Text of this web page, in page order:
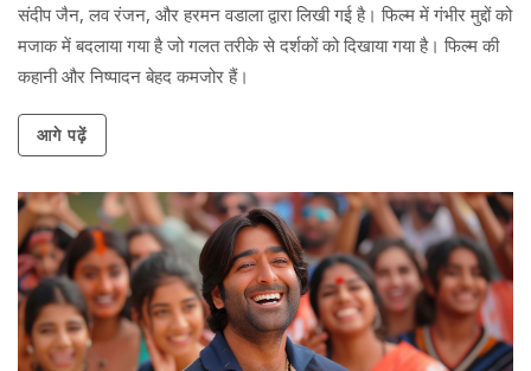
संदीप जैन, लव रंजन, और हरमन वडाला द्वारा लिखी गई है। फिल्म में गंभीर मुद्दों को
मजाक में बदलाया गया है जो गलत तरीके से दर्शकों को दिखाया गया है। फिल्म की
कहानी और निष्पादन बेहद कमजोर हैं।
आगे पढ़ें